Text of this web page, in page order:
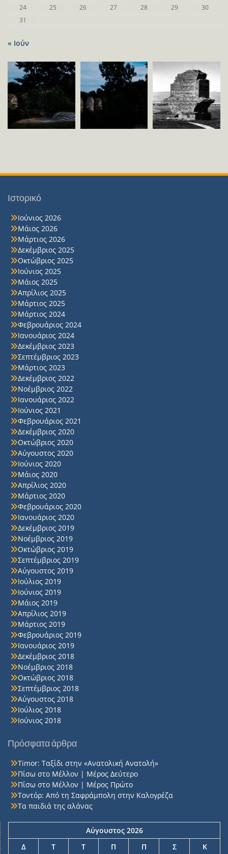
24 25 26 27 28 29
30
31
« Ιούν
Ιστορικό
Ιούνιος 2026
Μάιος 2026
Μάρτιος 2026
Δεκέμβριος 2025
Οκτώβριος 2025
Ιούνιος 2025
Μάιος 2025
Απρίλιος 2025
Μάρτιος 2025
Μάρτιος 2024
Φεβρουάριος 2024
Ιανουάριος 2024
Δεκέμβριος 2023
Σεπτέμβριος 2023
Μάρτιος 2023
Δεκέμβριος 2022
Νοέμβριος 2022
Ιανουάριος 2022
Ιούνιος 2021
Φεβρουάριος 2021
Δεκέμβριος 2020
Οκτώβριος 2020
Αύγουστος 2020
Ιούνιος 2020
Μάιος 2020
Απρίλιος 2020
Μάρτιος 2020
Φεβρουάριος 2020
Ιανουάριος 2020
Δεκέμβριος 2019
Νοέμβριος 2019
Οκτώβριος 2019
Σεπτέμβριος 2019
Αύγουστος 2019
Ιούλιος 2019
Ιούνιος 2019
Μάιος 2019
Απρίλιος 2019
Μάρτιος 2019
Φεβρουάριος 2019
Ιανουάριος 2019
Δεκέμβριος 2018
Νοέμβριος 2018
Οκτώβριος 2018
Σεπτέμβριος 2018
Αύγουστος 2018
Ιούλιος 2018
Ιούνιος 2018
Πρόσφατα άρθρα
Timor: Ταξίδι στην «Ανατολική Ανατολή»
Πίσω στο Μέλλον | Μέρος Δεύτερο
Πίσω στο Μέλλον | Μέρος Πρώτο
Τοντόρ: Από τη Σαφράμπολη στην Καλογρέζα
Τα παιδιά της αλάνας
Αύγουστος 2026
Δ
Τ Τ Π Π Σ
Κ